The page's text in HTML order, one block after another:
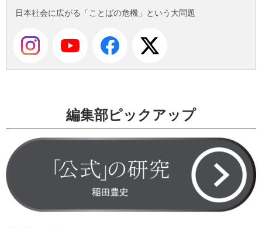
日本社会に広がる「ことばの危機」という大問題
編集部ピックアップ